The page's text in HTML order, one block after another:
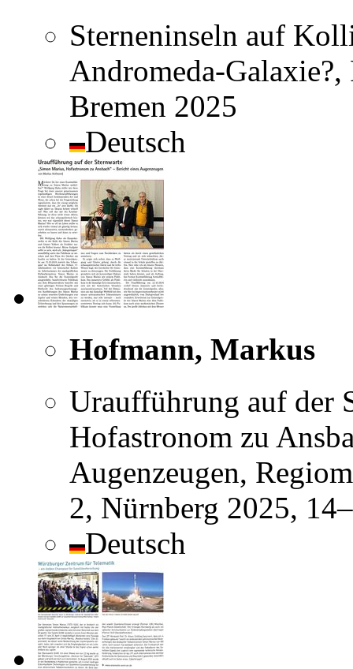
Sterneninseln auf
Andromeda-
Bremen 2025
Deutsch
Hofmann, Markus
Uraufführung auf der
Hofastronom zu
Augenzeugen,
2, Nürnberg 2025,
Deutsch